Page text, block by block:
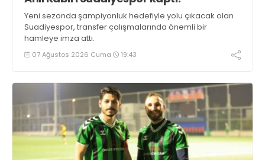
Yeni sezonda şampiyonluk hedefiyle yolu çıkacak olan
Suadiyespor, transfer çalışmalarında önemli bir
hamleye imza attı.
07 Ağustos 2026 Cuma 19:43